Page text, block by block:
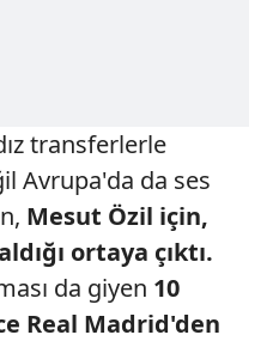
transferlerle
Avrupa'da da ses
Mesut Özil için,
ortaya çıktı.
da giyen 10
Real Madrid'den